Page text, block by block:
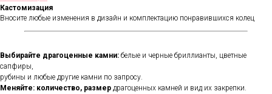
Кастомизация
Вносите любые изменения в дизайн и комплектацию понравившихся колец
Выбирайте драгоценные камни: белые и черные бриллианты, цветные
сапфиры,
рубины и любые другие камни по запросу.
Меняйте: количество, размер драгоценных камней и вид их закрепки.